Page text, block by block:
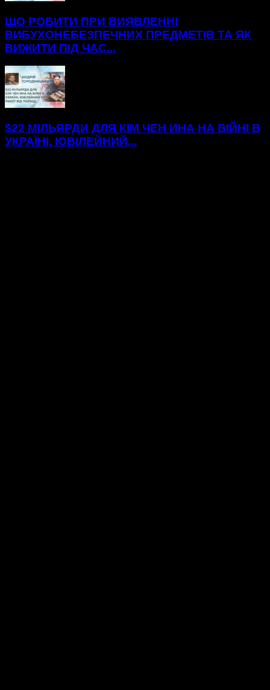
ЩО РОБИТИ ПРИ ВИЯВЛЕННІ
ВИБУХОНЕБЕЗПЕЧНИХ ПРЕДМЕТІВ ТА ЯК
ВИЖИТИ ПІД ЧАС...
$22 МІЛЬЯРДИ ДЛЯ КІМ ЧЕН ИНА НА ВІЙНІ В
УКРАЇНІ, ЮВІЛЕЙНИЙ...